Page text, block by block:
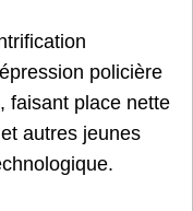
policière
faisant place nette
autres jeunes